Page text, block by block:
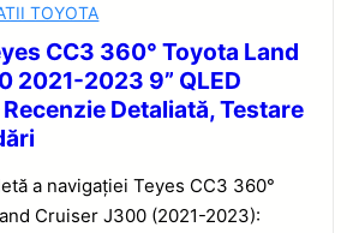
TOYOTA
CC3 360° Toyota Land
2021-2023 9” QLED
Detaliată, Testare
a navigației Teyes CC3 360°
Cruiser J300 (2021-2023):